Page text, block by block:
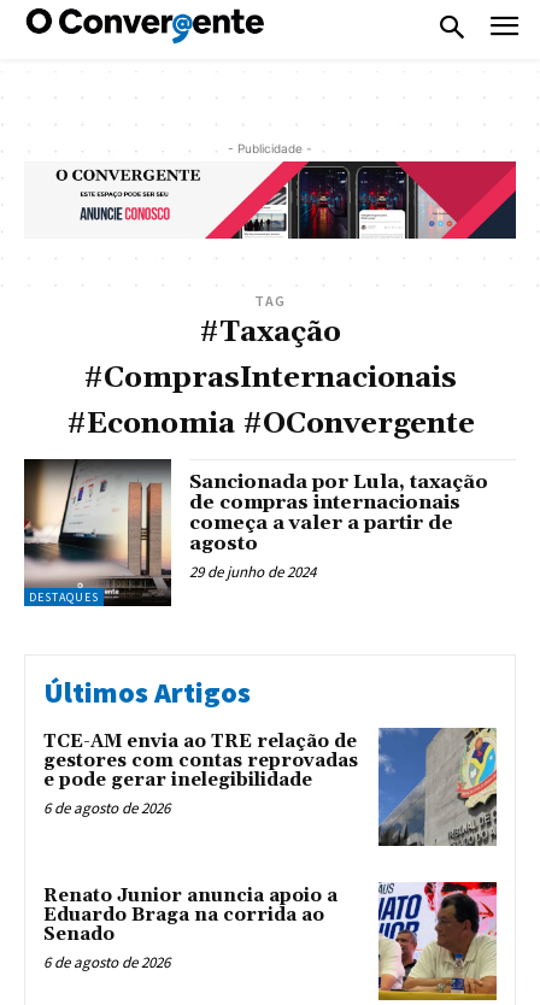
- Publicidade -
TAG
#Taxação
#ComprasInternacionais
#Economia #OConvergente
DESTAQUES
Sancionada por Lula, taxação
de compras internacionais
começa a valer a partir de
agosto
29 de junho de 2024
Últimos Artigos
TCE-AM envia ao TRE relação de
gestores com contas reprovadas
e pode gerar inelegibilidade
6 de agosto de 2026
Renato Junior anuncia apoio a
Eduardo Braga na corrida ao
Senado
6 de agosto de 2026